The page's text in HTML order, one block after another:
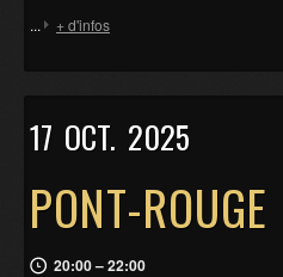
... + d'infos
17 OCT. 2025
PONT-ROUGE
20:00 – 22:00